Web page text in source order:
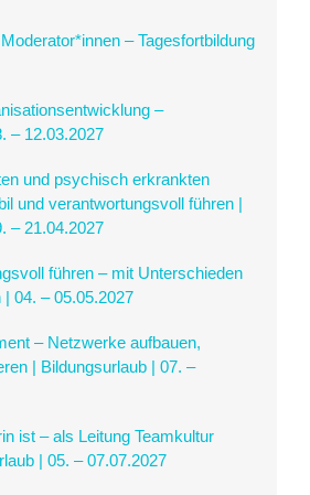
– Tagesfortbildung
–
– 12.03.2027
und psychisch erkrankten
und verantwortungsvoll führen |
– 21.04.2027
führen – mit Unterschieden
04. – 05.05.2027
– Netzwerke aufbauen,
| Bildungsurlaub | 07. –
ist – als Leitung Teamkultur
| 05. – 07.07.2027